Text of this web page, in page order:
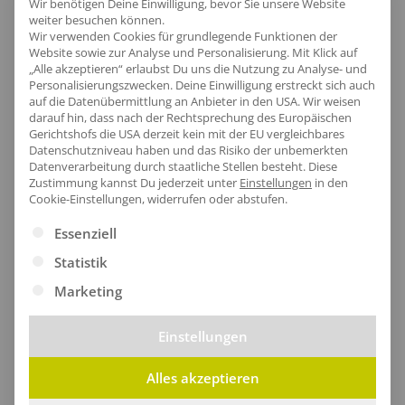
ausBio zertifizierter Herstellung
aus hochwertigen recycelten Fasern.
Konventionelle Varianten verwenden bewährte
Grundmaterialien aus traditionellem Anbau. Dank
Zertifizierungen sind die Arbeitsbedingungen bei der
Herstellung angemessen.
Der Kernunterschied liegt klar in der Umweltbilanz,
nicht in Qualität oder Funktionalität. Beide Varianten
erfüllen dieselben Sicherheitsstandards nach EN ISO
und bieten zuverlässigen
Wann sind Warnwesten langlebig?
Die Qualitätsreise einer langlebigen Warnweste
weiter besuchen können.
Wir verwenden Cookies für grundlegende Funktionen der
Website sowie zur Analyse und Personalisierung. Mit Klick auf
„Alle akzeptieren“ erlaubst Du uns die Nutzung zu Analyse- und
Personalisierungszwecken. Deine Einwilligung erstreckt sich auch
auf die Datenübermittlung an Anbieter in den USA. Wir weisen
darauf hin, dass nach der Rechtsprechung des Europäischen
Gerichtshofs die USA derzeit kein mit der EU vergleichbares
Datenschutzniveau haben und das Risiko der unbemerkten
Datenverarbeitung durch staatliche Stellen besteht. Diese
Zustimmung kannst Du jederzeit unter Einstellungen in den
Cookie-Einstellungen, widerrufen oder abstufen.
Es folgt eine Liste der Service-Gruppen, für die eine
Essenziell
Statistik
Marketing
Einstellungen
Alles akzeptieren